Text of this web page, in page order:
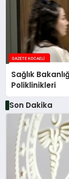
Sağlık
Poliklinikleri
Son Dakika